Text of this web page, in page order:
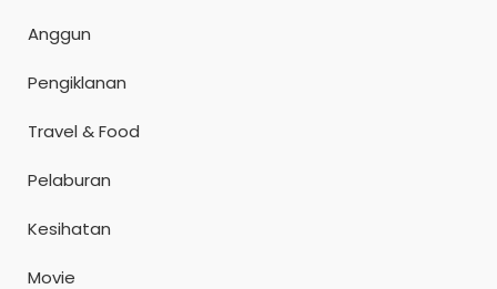
Anggun
Pengiklanan
Travel & Food
Pelaburan
Kesihatan
Movie